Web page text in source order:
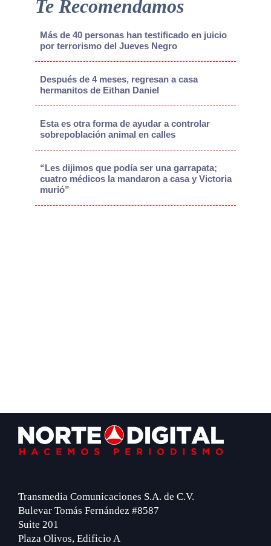
Te Recomendamos
Más de 40 personas han testificado en juicio
por terrorismo del Jueves Negro
Después de 4 meses, regresan a casa
hermanitos de Eithan Daniel
Esta es otra forma de ayudar a controlar
sobrepoblación animal en calles
“Les dijimos que podía ser una garrapata;
cuatro médicos la mandaron a casa y Victoria
murió”
Footer
Transmedia Comunicaciones S.A. de C.V.
Bulevar Tomás Fernández #8587
Suite 201
Plaza Olivos, Edificio A